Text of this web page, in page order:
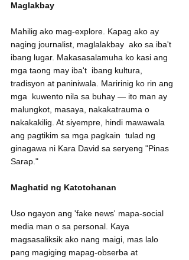
Maglakbay
Mahilig ako mag-explore. Kapag ako ay
naging journalist, maglalakbay  ako sa iba't
ibang lugar. Makasasalamuha ko kasi ang
mga taong may iba't  ibang kultura,
tradisyon at paniniwala. Maririnig ko rin ang
mga  kuwento nila sa buhay — ito man ay
malungkot, masaya, nakakatrauma o
nakakakilig. At siyempre, hindi mawawala
ang pagtikim sa mga pagkain  tulad ng
ginagawa ni Kara David sa seryeng "Pinas
Sarap."
Maghatid ng Katotohanan
Uso ngayon ang 'fake news' mapa-social
media man o sa personal. Kaya
magsasaliksik ako nang maigi, mas lalo
pang magiging mapag-obserba at